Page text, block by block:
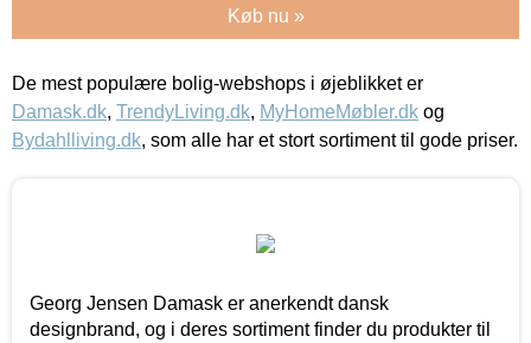
Køb nu »
De mest populære bolig-webshops i øjeblikket er
Damask.dk, TrendyLiving.dk, MyHomeMøbler.dk og
Bydahlliving.dk, som alle har et stort sortiment til gode priser.
Georg Jensen Damask er anerkendt dansk
designbrand, og i deres sortiment finder du produkter til